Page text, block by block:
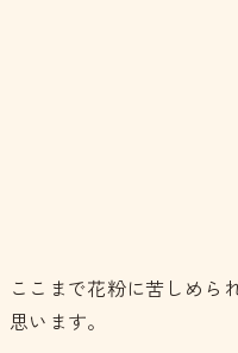
ここまで花粉に苦しめら
思います。